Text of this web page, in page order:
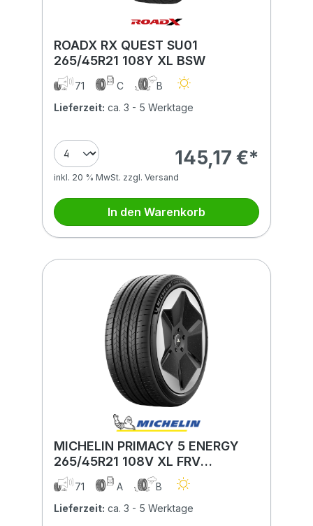
ROADX RX QUEST SU01
265/45R21 108Y XL BSW
71 C
B
Lieferzeit: ca. 3 - 5 Werktage
145,17 €*
inkl. 20 % MwSt. zzgl. Versand
In den Warenkorb
MICHELIN PRIMACY 5 ENERGY
265/45R21 108V XL FRV
ACOUSTIC
71 A
B
Lieferzeit: ca. 3 - 5 Werktage